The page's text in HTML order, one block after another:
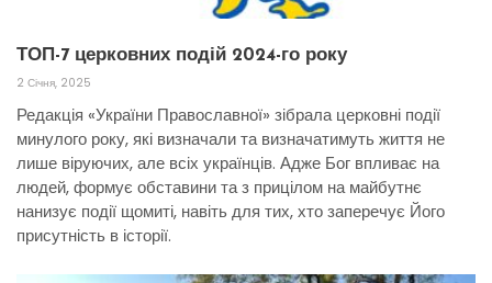
ТОП-7 церковних подій 2024-го року
2 Січня, 2025
Редакція «України Православної» зібрала церковні події
минулого року, які визначали та визначатимуть життя не
лише віруючих, але всіх українців. Адже Бог впливає на
людей, формує обставини та з прицілом на майбутнє
нанизує події щомиті, навіть для тих, хто заперечує Його
присутність в історії.